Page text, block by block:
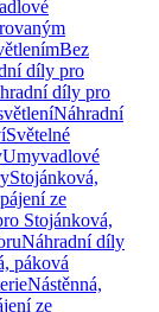
Bez
díly pro
díly pro
Náhradní
Světelné
Umyvadlové
Stojánková,
ze
Stojánková,
Náhradní díly
páková
Nástěnná,
ze